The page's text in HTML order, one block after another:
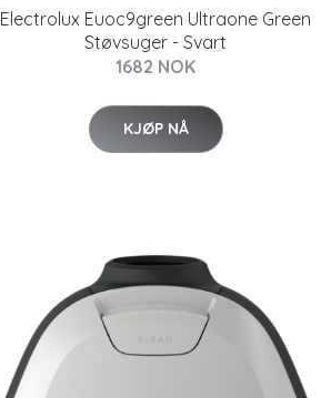
Electrolux Euoc9green Ultraone Green
Støvsuger - Svart
1682 NOK
KJØP NÅ